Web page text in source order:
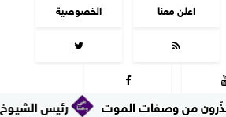
رئيس الشيوخ يستقبل وصفات الموت
اعلن معنا
الخصوصية



©2016 - 2026 - هي وهما